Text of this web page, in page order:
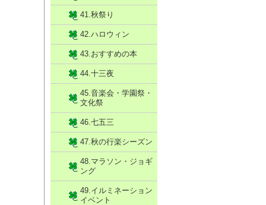
41.秋祭り
42.ハロウィン
43.おすすめの本
44.十三夜
45.音楽会・学園祭・
文化祭
46.七五三
47.秋の行楽シーズン
48.マラソン・ジョギ
ング
49.イルミネーション
イベント